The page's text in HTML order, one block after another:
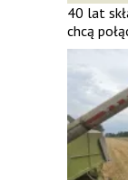
40 lat
chcą